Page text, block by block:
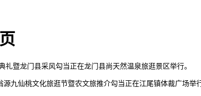
暨龙门县采风勾当正在龙门县尚天然温泉旅逛景区举行。
九仙桃文化旅逛节暨农文旅推介勾当正在江尾镇体裁广场举行